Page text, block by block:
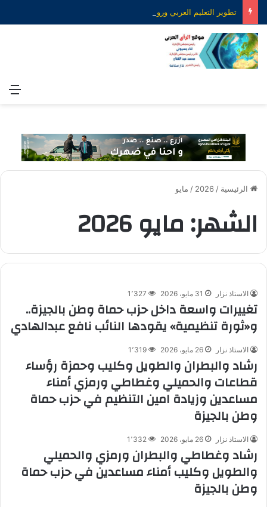
الرئيسية /
2026
/ مايو
الشهر:مايو 2026
الاستاذ نزار 31 مايو، 2026 1٬327
تغييرات واسعة داخل حزب حماة وطن بالجيزة..
و«ثورة تنظيمية» يقودها النائب نافع عبدالهادي
الاستاذ نزار 26 مايو، 2026 1٬319
رشاد والبطران والطويل وكليب وحمزة رؤساء
قطاعات والحميلي وغطاطي ورمزي أمناء
مساعدين وزيادة امين التنظيم في حزب حماة
وطن بالجيزة
الاستاذ نزار 26 مايو، 2026 1٬332
رشاد وغطاطي والبطران ورمزي والحميلي
والطويل وكليب أمناء مساعدين في حزب حماة
وطن بالجيزة